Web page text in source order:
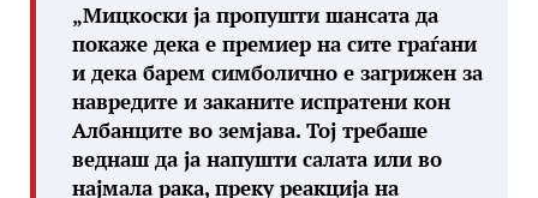
„Мицкоски ја пропушти шансата да
покаже дека е премиер на сите граѓани
и дека барем симболично е загрижен за
навредите и заканите испратени кон
Албанците во земјава. Тој требаше
веднаш да ја напушти салата или во
најмала рака, преку реакција на